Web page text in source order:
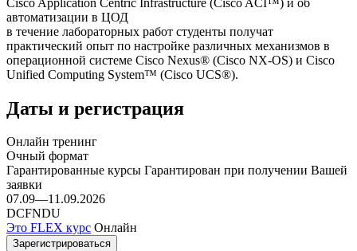
автоматизации в ЦОД
в течение лабораторных работ студенты получат
практический опыт по настройке различных механизмов в
операционной системе Cisco Nexus® (Cisco NX-OS) и Cisco
Unified Computing System™ (Cisco UCS®).
Даты и регистрация
Онлайн тренинг
Очный формат
Гарантированные курсы Гарантирован при получении Вашей
заявки
07.09—11.09.2026
DCFNDU
Это FLEX курс Онлайн
Зарегистрироваться